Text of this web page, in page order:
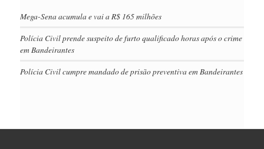
Mega-Sena acumula e vai a R$ 165 milhões
Polícia Civil prende suspeito de furto qualificado horas após o crime
em Bandeirantes
Polícia Civil cumpre mandado de prisão preventiva em Bandeirantes